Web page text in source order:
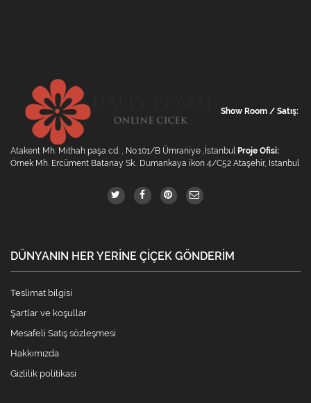
Show Room / Satış:
Atakent Mh. Mithah paşa cd. , No:101/B Ümraniye ,İstanbul Proje Ofisi:
Örnek Mh. Ercüment Batanay Sk.. Dumankaya ikon 4/C52 Ataşehir, İstanbul
DÜNYANIN HER YERINE ÇIÇEK GÖNDERIM
Teslimat bilgisi
Şartlar ve koşullar
Mesafeli Satış sözleşmesi
Hakkımızda
Gizlilik politikasi